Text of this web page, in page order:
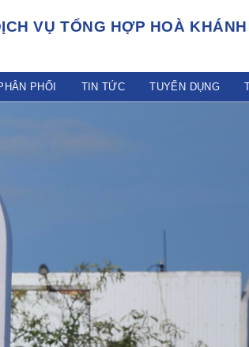
VỤ TỔNG HỢP HOÀ KHÁNH
PHỐI TIN TỨC TUYỂN DỤNG